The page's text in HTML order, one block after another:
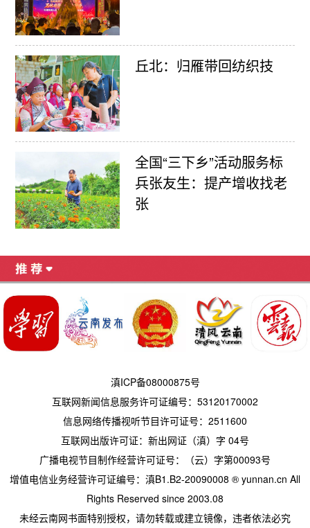
丘北：归雁带回纺织技
全国“三下乡”活动服务标
兵张友生：提产增收找老
张
滇ICP备08000875号
互联网新闻信息服务许可证编号：53120170002
信息网络传播视听节目许可证号：2511600
互联网出版许可证：新出网证（滇）字 04号
广播电视节目制作经营许可证号：（云）字第00093号
增值电信业务经营许可证编号：滇B1.B2-20090008 ® yunnan.cn All
Rights Reserved since 2003.08
未经云南网书面特别授权，请勿转载或建立镜像，违者依法必究